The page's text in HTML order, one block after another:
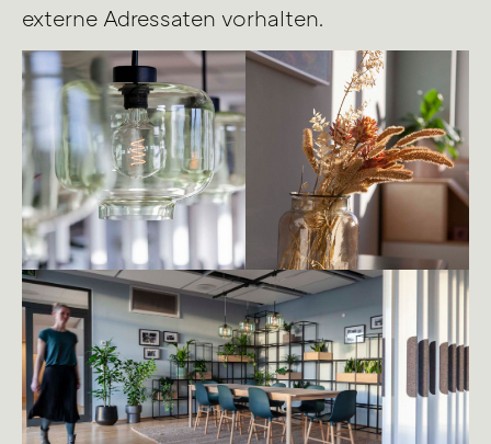
externe Adressaten vorhalten.